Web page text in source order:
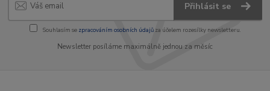
Přihlásit se
Souhlasím se zpracováním osobních údajůza účelem rozesílky newsletteru.
Newsletter posíláme maximálně jednou za měsíc